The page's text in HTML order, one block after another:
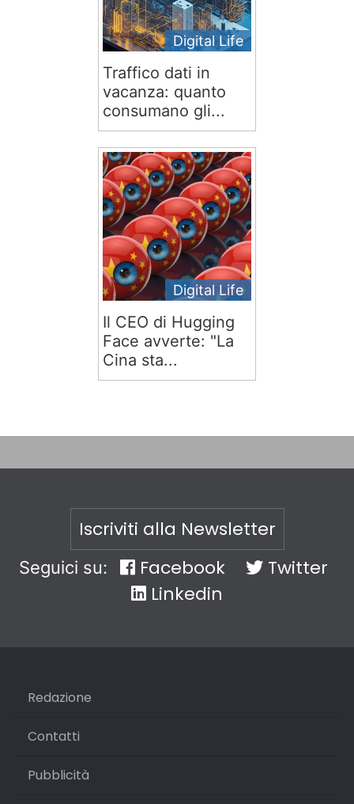
Digital Life
Traffico dati in
vacanza: quanto
consumano gli...
Digital Life
Il CEO di Hugging
Face avverte: "La
Cina sta...
Iscriviti alla Newsletter
Seguici su: Facebook
Twitter
Linkedin
Redazione
Contatti
Pubblicità